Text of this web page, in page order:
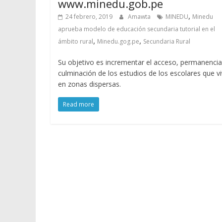
www.minedu.gob.pe
24 febrero, 2019 Amawta MINEDU, Minedu
aprueba modelo de educación secundaria tutorial en el
ámbito rural, Minedu.gog.pe, Secundaria Rural
Su objetivo es incrementar el acceso,
culminación de los estudios de los escolares que
en zonas dispersas.
Read more